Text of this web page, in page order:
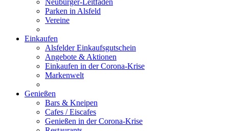
Neubürger-Leitfaden
Parken in Alsfeld
Vereine
Einkaufen
Alsfelder Einkaufsgutschein
Angebote & Aktionen
Einkaufen in der Corona-Krise
Markenwelt
Genießen
Bars & Kneipen
Cafes / Eiscafes
Genießen in der Corona-Krise